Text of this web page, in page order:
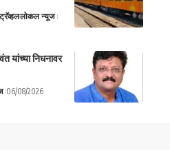
लोकल न्यूज
यांच्या निधनावर
06/08/2026